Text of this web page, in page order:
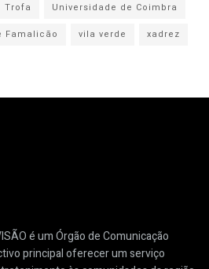
Trofa
Universidade de Coimbra
Famalicão vila verde xadrez
é um Órgão de Comunicação
principal oferecer um serviço